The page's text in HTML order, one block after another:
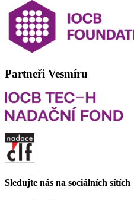
Partneři Vesmíru
Sledujte nás na sociálních sítích